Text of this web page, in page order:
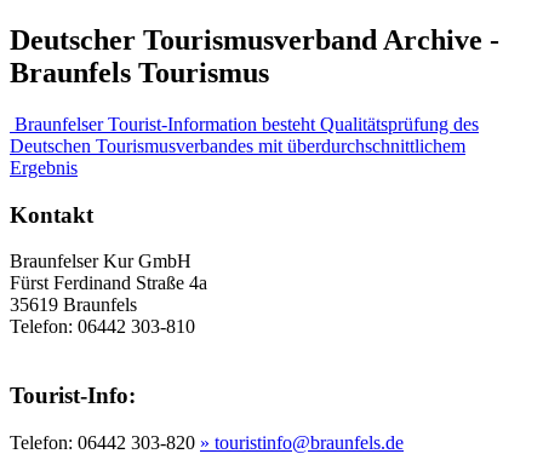
Deutscher Tourismusverband Archive -
Braunfels Tourismus
Braunfelser Tourist-Information besteht Qualitätsprüfung des
Deutschen Tourismusverbandes mit überdurchschnittlichem
Ergebnis
Kontakt
Braunfelser Kur GmbH
Fürst Ferdinand Straße 4a
35619 Braunfels
Telefon: 06442 303-810
Tourist-Info:
Telefon: 06442 303-820 » touristinfo@braunfels.de